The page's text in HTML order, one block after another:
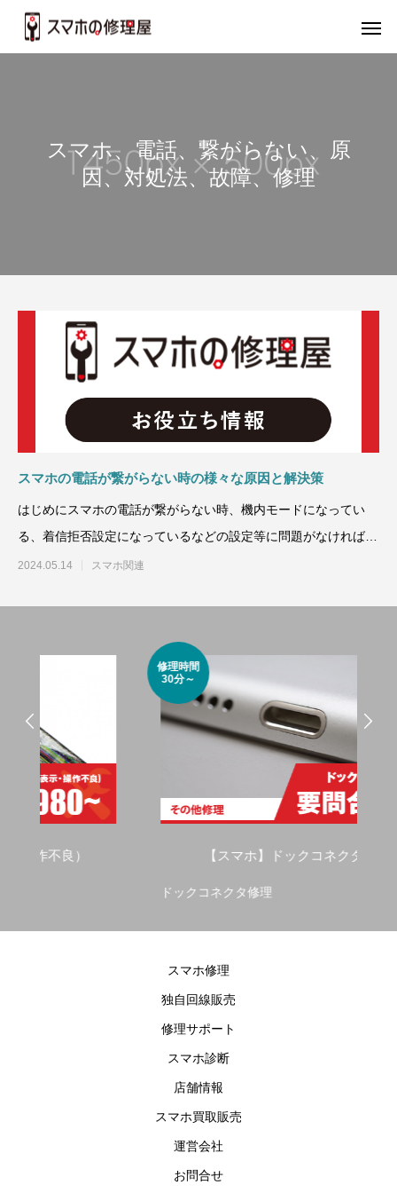
バッテリー
スマホ、電話、繋がらない、原
因、対処法、故障、修理
スマホの電話が繋がらない時の様々な原因と解決策
はじめにスマホの電話が繋がらない時、機内モードになってい
る、着信拒否設定になっているなどの設定等に問題がなければ、
本体以外に問題
2024.05.14 スマホ関連
【スマホ】ドックコネクタ修理
ドックコネクタ修理
スマホ修理
独自回線販売
修理サポート
スマホ診断
店舗情報
スマホ買取販売
運営会社
お問合せ